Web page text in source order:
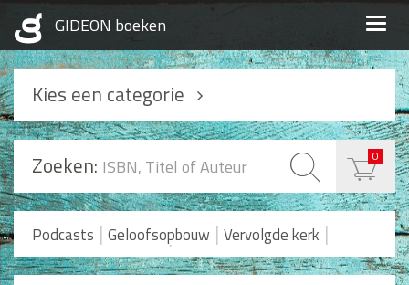
Kies een categorie
Podcasts
Geloofsopbouw
Praktisch Christen zijn
Levensverhalen
Zoeken: 0
Podcasts | Geloofsopbouw | Vervolgde kerk |
Romans en Verhalen|Koopjes